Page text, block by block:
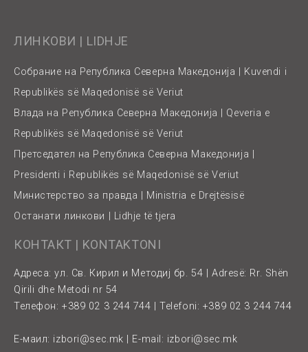
ЛИНКОВИ | LIDHJE
Собрание на Република Северна Македонија | Kuvendi i
Republikës së Maqedonisë së Veriut
Влада на Република Северна Македонија | Qeveria e
Republikës së Maqedonisë së Veriut
Претседател на Република Северна Македонија |
Presidenti i Republikës së Maqedonisë së Veriut
Министерство за правда | Ministria e Drejtësisë
Останати линкови | Lidhje të tjera
КОНТАКТ | KONTAKTONI
Адреса: ул. Св. Кирил и Методиј бр. 54 | Adresë: Rr. Shën
Qirili dhe Metodi nr 54
Телефон: +389 02 3 244 744 | Telefoni: +389 02 3 244 744
Е-маил: izbori@sec.mk | E-mail: izbori@sec.mk